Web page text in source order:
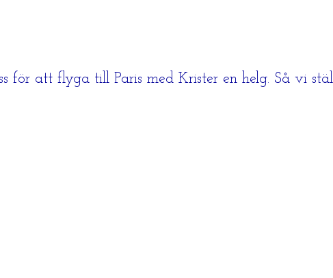
för att flyga till Paris med Krister en helg. Så vi